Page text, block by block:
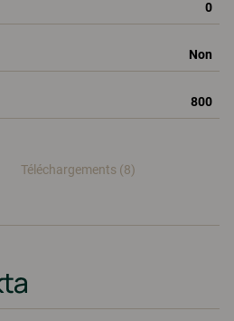
0
Non
800
Téléchargements (8)